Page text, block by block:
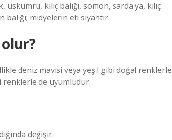
kılıç balığı, somon, sardalya, kılıç
balığı; midyelerin eti siyahtır.
deniz mavisi veya yeşil gibi doğal renklerle
renklerle de uyumludur.
değişir.